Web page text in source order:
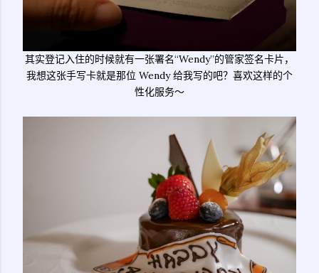
其实登记入住的时候就有一张署名“Wendy”的管家签名卡片，
我想这张手写卡就是那位 Wendy 给我写的吧？喜欢这样的个
性化服务～